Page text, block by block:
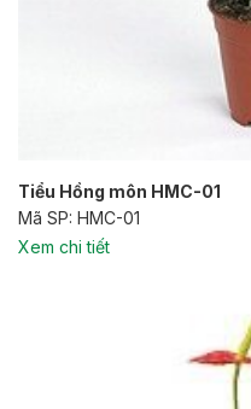
Tiểu Hồng môn HMC-01
Mã SP: HMC-01
Xem chi tiết